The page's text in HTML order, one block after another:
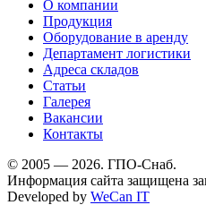
О компании
Продукция
Оборудование в аренду
Департамент логистики
Адреса складов
Статьи
Галерея
Вакансии
Контакты
© 2005 — 2026. ГПО-Снаб.
Информация сайта защищена
Developed by WeCan IT